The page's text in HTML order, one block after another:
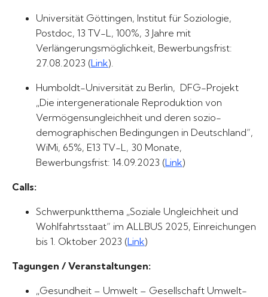
Universität Göttingen, Institut für Soziologie,
Postdoc, 13 TV-L, 100%, 3 Jahre mit
Verlängerungsmöglichkeit, Bewerbungsfrist:
27.08.2023 (Link).
Humboldt-Universität zu Berlin, DFG-Projekt
„Die intergenerationale Reproduktion von
Vermögensungleichheit und deren sozio-
demographischen Bedingungen in Deutschland“,
WiMi, 65%, E13 TV-L, 30 Monate,
Bewerbungsfrist: 14.09.2023 (Link)
Calls:
Schwerpunktthema „Soziale Ungleichheit und
Wohlfahrtsstaat“ im ALLBUS 2025, Einreichungen
bis 1. Oktober 2023 (Link)
Tagungen / Veranstaltungen:
„Gesundheit – Umwelt – Gesellschaft Umwelt-